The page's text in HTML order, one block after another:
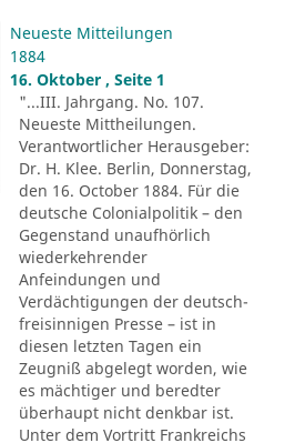
Neueste Mitteilungen
1884
16. Oktober , Seite 1
"...III. Jahrgang. No. 107.
Neueste Mittheilungen.
Verantwortlicher Herausgeber:
Dr. H. Klee. Berlin, Donnerstag,
den 16. October 1884. Für die
deutsche Colonialpolitik – den
Gegenstand unaufhörlich
wiederkehrender
Anfeindungen und
Verdächtigungen der deutsch-
freisinnigen Presse – ist in
diesen letzten Tagen ein
Zeugniß abgelegt worden, wie
es mächtiger und beredter
überhaupt nicht denkbar ist.
Unter dem Vortritt Frankreichs